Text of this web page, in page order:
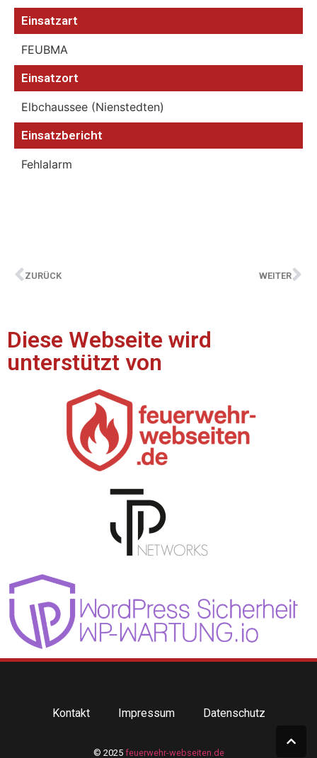
Einsatzart
FEUBMA
Einsatzort
Elbchaussee (Nienstedten)
Einsatzbericht
Fehlalarm
ZURÜCK WEITER
Diese Webseite wird
unterstützt von
Kontakt Impressum Datenschutz
© 2025 feuerwehr-webseiten.de